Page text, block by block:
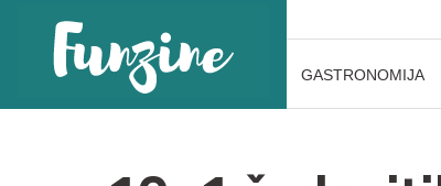
GASTRONOMIJA